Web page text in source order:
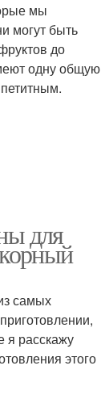
мы
могут быть
до
одну общую
для
самых
я расскажу
этого